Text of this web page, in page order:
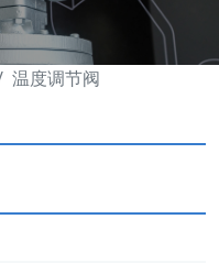
温度调节阀